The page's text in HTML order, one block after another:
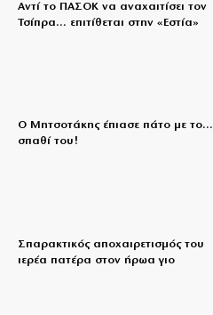
Αντί το ΠΑΣΟΚ να αναχαιτίσει τον
Τσίπρα… επιτίθεται στην «Εστία»
Ο Μητσοτάκης έπιασε πάτο με το…
σπαθί του!
Σπαρακτικός αποχαιρετισμός του
ιερέα πατέρα στον ήρωα γιο